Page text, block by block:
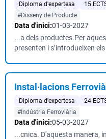
Diploma d'expertesa 15
#Disseny de Producte
Data d'inici:01-03-2027
...a dels productes.Per
presenten i s’introdueixen
Instal·lacions
Diploma d'expertesa 24
#Indústria Ferroviària
Data d'inici:05-03-2027
...cnica. D'aquesta manera,